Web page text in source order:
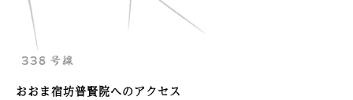
おおま宿坊普賢院へのアクセス